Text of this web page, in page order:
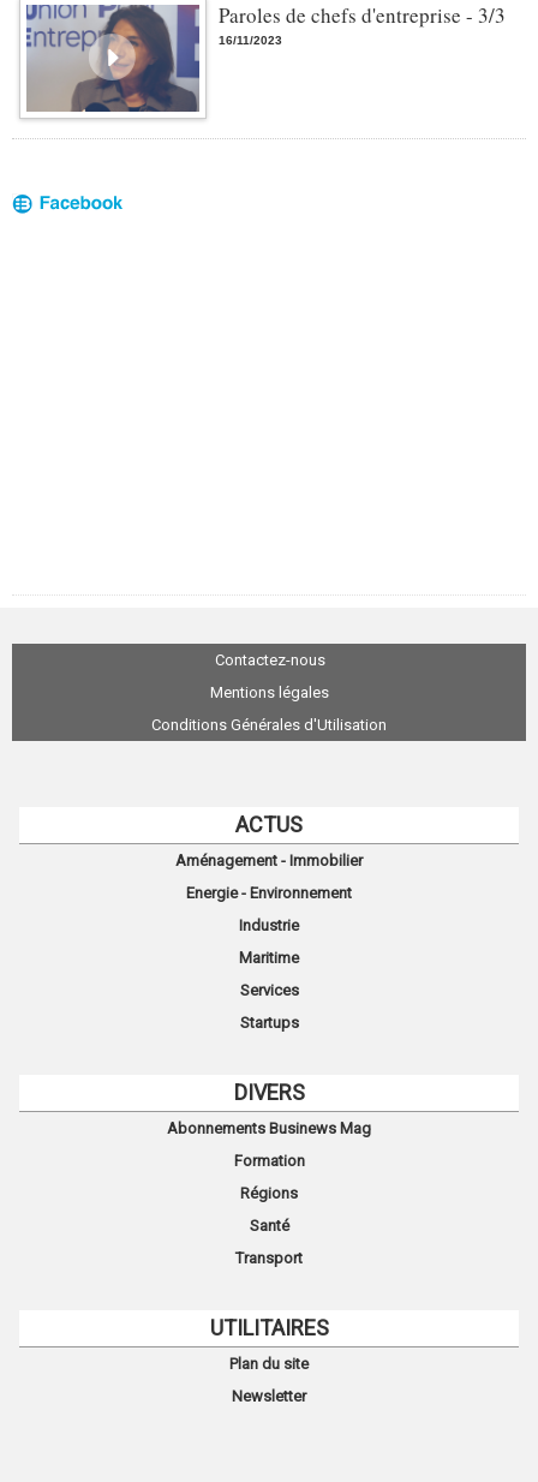
Paroles de chefs d'entreprise - 3/3
16/11/2023
Contactez-nous
Mentions légales
Conditions Générales d'Utilisation
ACTUS
Aménagement - Immobilier
Energie - Environnement
Industrie
Maritime
Services
Startups
DIVERS
Abonnements Businews Mag
Formation
Régions
Santé
Transport
UTILITAIRES
Plan du site
Newsletter